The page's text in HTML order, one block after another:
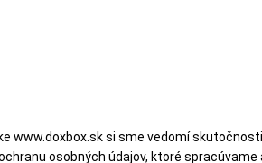
www.doxbox.sk si sme vedomí
osobných údajov, ktoré spracúvame